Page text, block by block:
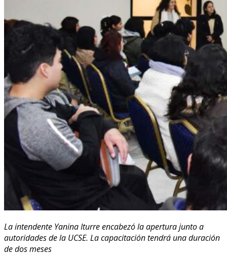
La intendente Yanina Iturre encabezó la apertura junto a
autoridades de la UCSE. La capacitación tendrá una duración
de dos meses